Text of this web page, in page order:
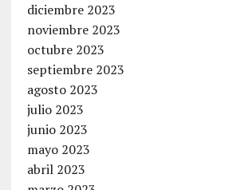
diciembre 2023
noviembre 2023
octubre 2023
septiembre 2023
agosto 2023
julio 2023
junio 2023
mayo 2023
abril 2023